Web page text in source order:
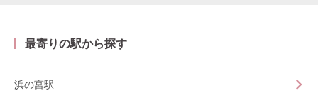
最寄りの駅から探す
浜の宮駅